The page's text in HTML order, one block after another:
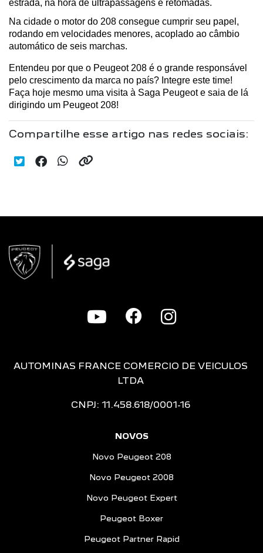
estrada, na hora de ultrapassagens e retomadas.
Na cidade o motor do 208 consegue cumprir seu papel,
rodando em velocidades menores, acoplado ao câmbio
automático de seis marchas.
Entendeu por que o Peugeot 208 é o grande responsável
pelo crescimento da marca no país? Integre este time!
Faça hoje mesmo uma visita à Saga Peugeot e saia de lá
dirigindo um Peugeot 208!
Compartilhe esse artigo nas redes sociais:
AUTOMINAS FRANCE COMERCIO DE VEICULOS
LTDA
CNPJ: 11.458.618/0001-16
NOVOS
Novo Peugeot 208
Novo Peugeot 2008
Novo Peugeot Expert
Peugeot Boxer
Peugeot Partner Rapid